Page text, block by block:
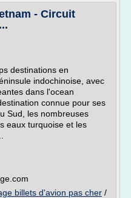
- Circuit
destinations en
indochinoise, avec
dans l'ocean
connue pour ses
Sud, les nombreuses
eaux turquoise et les
billets d'avion pas cher /